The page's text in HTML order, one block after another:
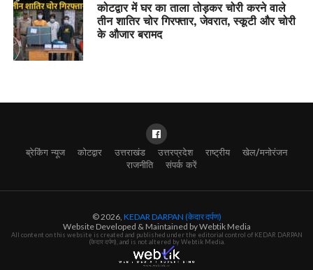
कोटद्वार में घर का ताला तोड़कर चोरी करने वाले
तीन शातिर चोर गिरफ्तार, जेवरात, स्कूटी और चोरी
के औजार बरामद
ब्रेकिंग न्यूज कोटद्वार उत्तराखंड उत्तरप्रदेश राष्ट्रीय
खेल/मनोरंजन
राजनीति
संपर्क करें
© 2026, KEDAR DARPAN (केदार दर्पण)
Website Developed & Maintained by Webtik Media
All content on this website is created and published under the editorial control of KEDAR DARPAN
(केदार दर्पण), and is not altered by Webtik Media.